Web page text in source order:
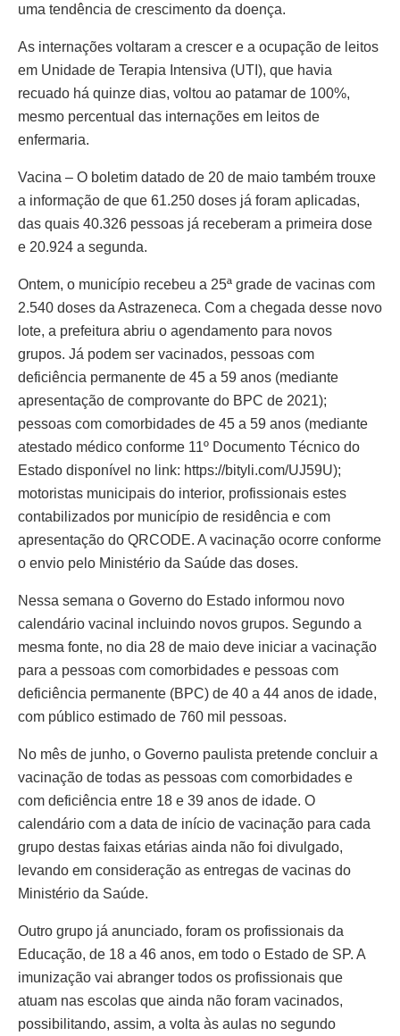
uma tendência de crescimento da doença.
As internações voltaram a crescer e a ocupação de leitos
em Unidade de Terapia Intensiva (UTI), que havia
recuado há quinze dias, voltou ao patamar de 100%,
mesmo percentual das internações em leitos de
enfermaria.
Vacina – O boletim datado de 20 de maio também trouxe
a informação de que 61.250 doses já foram aplicadas,
das quais 40.326 pessoas já receberam a primeira dose
e 20.924 a segunda.
Ontem, o município recebeu a 25ª grade de vacinas com
2.540 doses da Astrazeneca. Com a chegada desse novo
lote, a prefeitura abriu o agendamento para novos
grupos. Já podem ser vacinados, pessoas com
deficiência permanente de 45 a 59 anos (mediante
apresentação de comprovante do BPC de 2021);
pessoas com comorbidades de 45 a 59 anos (mediante
atestado médico conforme 11º Documento Técnico do
Estado disponível no link: https://bityli.com/UJ59U);
motoristas municipais do interior, profissionais estes
contabilizados por município de residência e com
apresentação do QRCODE. A vacinação ocorre conforme
o envio pelo Ministério da Saúde das doses.
Nessa semana o Governo do Estado informou novo
calendário vacinal incluindo novos grupos. Segundo a
mesma fonte, no dia 28 de maio deve iniciar a vacinação
para a pessoas com comorbidades e pessoas com
deficiência permanente (BPC) de 40 a 44 anos de idade,
com público estimado de 760 mil pessoas.
No mês de junho, o Governo paulista pretende concluir a
vacinação de todas as pessoas com comorbidades e
com deficiência entre 18 e 39 anos de idade. O
calendário com a data de início de vacinação para cada
grupo destas faixas etárias ainda não foi divulgado,
levando em consideração as entregas de vacinas do
Ministério da Saúde.
Outro grupo já anunciado, foram os profissionais da
Educação, de 18 a 46 anos, em todo o Estado de SP. A
imunização vai abranger todos os profissionais que
atuam nas escolas que ainda não foram vacinados,
possibilitando, assim, a volta às aulas no segundo